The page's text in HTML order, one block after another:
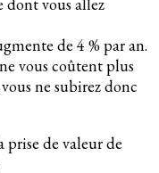
dont vous allez
de 4 % par an.
vous coûtent plus
ne subirez donc
de valeur de